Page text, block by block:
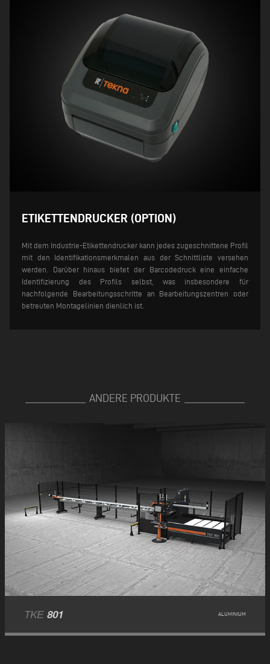
ETIKETTENDRUCKER (OPTION)
Mit dem Industrie-Etikettendrucker kann jedes zugeschnittene Profil
mit den Identifikationsmerkmalen aus der Schnittliste versehen
werden. Darüber hinaus bietet der Barcodedruck eine einfache
Identifizierung des Profils selbst, was insbesondere für
nachfolgende Bearbeitungsschritte an Bearbeitungszentren oder
betreuten Montagelinien dienlich ist.
ANDERE PRODUKTE
TKE 801 ALUMINIUM